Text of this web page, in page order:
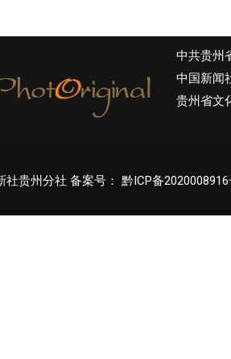
中共贵州
中国新闻
贵州省文
贵州分社 备案号： 黔ICP备2020008916